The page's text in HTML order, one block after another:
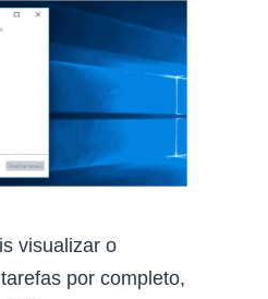
visualizar o
por completo,